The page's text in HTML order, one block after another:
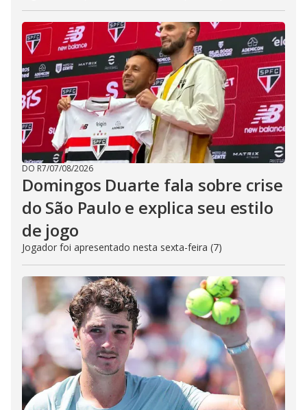
DO R7/07/08/2026
Domingos Duarte fala sobre crise
do São Paulo e explica seu estilo
de jogo
Jogador foi apresentado nesta sexta-feira (7)